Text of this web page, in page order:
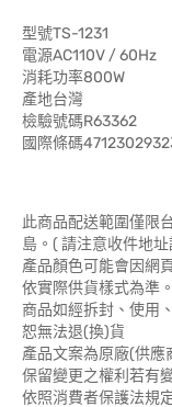
型號TS-1231
電源AC110V / 60Hz
消耗功率800W
產地台灣
檢驗號碼R63362
國際條碼
此商品配送範圍僅限
島。( 請注意收件地
產品顏色可能會因網
依實際供貨樣式為準。
商品如經拆封、使用
恕無法退(換)貨
產品文案為原廠(供
保留變更之權利若有
依照消費者保護法規